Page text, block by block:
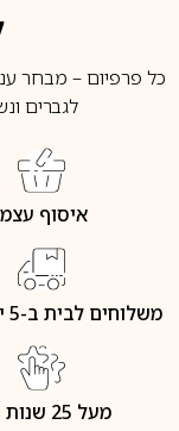
כל פרפיום – מבחר
לגברים
איסוף
משלוחים לבית ב-5 ימי עסקים
מעל 25 שנות ותק